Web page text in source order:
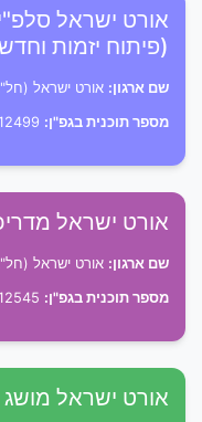
אורט ישראל
(פיתוח יזמות
שם ארגון: אורט ישראל
מספר תוכנית בגפ"ן:
אורט ישראל
שם ארגון: אורט ישראל
מספר תוכנית בגפ"ן:
אורט ישראל מושג